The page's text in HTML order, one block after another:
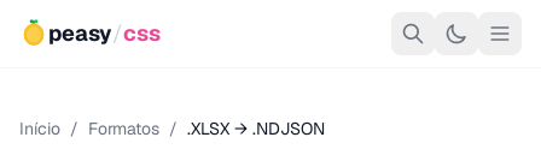
peasy/css
Início / Formatos / .XLSX → .NDJSON